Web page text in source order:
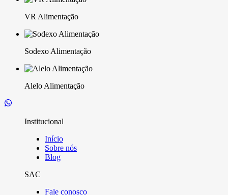
VR Alimentação
Sodexo Alimentação
Alelo Alimentação
Institucional
Início
Sobre nós
Blog
SAC
Fale conosco